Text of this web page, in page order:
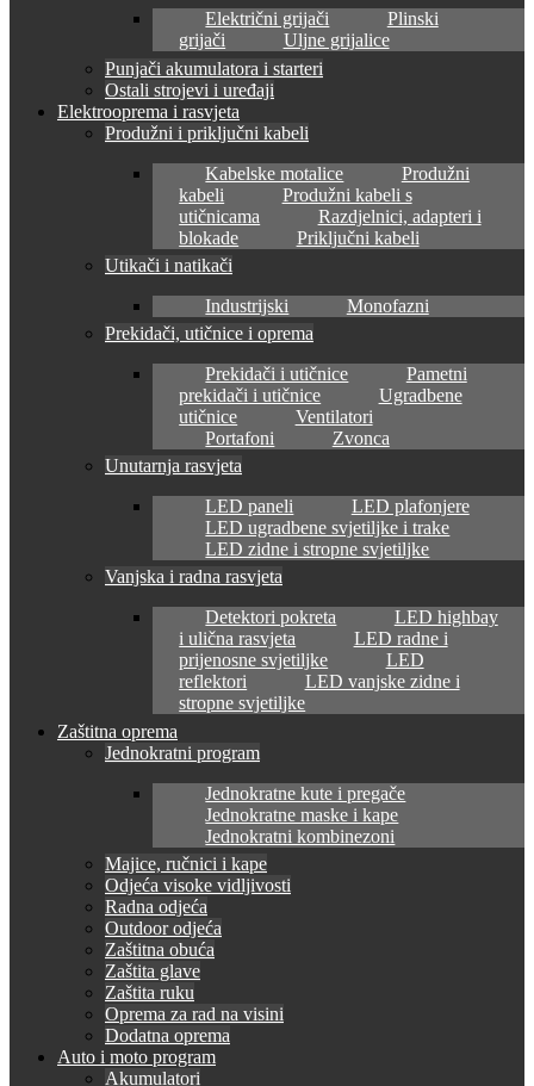
Električni grijači
Plinski
grijači
Uljne grijalice
Punjači akumulatora i starteri
Ostali strojevi i uređaji
Elektrooprema i rasvjeta
Produžni i priključni kabeli
Kabelske motalice
Produžni
kabeli
Produžni kabeli s
utičnicama
Razdjelnici, adapteri i
blokade
Priključni kabeli
Utikači i natikači
Industrijski
Monofazni
Prekidači, utičnice i oprema
Prekidači i utičnice
Pametni
prekidači i utičnice
Ugradbene
utičnice
Ventilatori
Portafoni
Zvonca
Unutarnja rasvjeta
LED paneli
LED plafonjere
LED ugradbene svjetiljke i trake
LED zidne i stropne svjetiljke
Vanjska i radna rasvjeta
Detektori pokreta
LED highbay
i ulična rasvjeta
LED radne i
prijenosne svjetiljke
LED
reflektori
LED vanjske zidne i
stropne svjetiljke
Zaštitna oprema
Jednokratni program
Jednokratne kute i pregače
Jednokratne maske i kape
Jednokratni kombinezoni
Majice, ručnici i kape
Odjeća visoke vidljivosti
Radna odjeća
Outdoor odjeća
Zaštitna obuća
Zaštita glave
Zaštita ruku
Oprema za rad na visini
Dodatna oprema
Auto i moto program
Akumulatori